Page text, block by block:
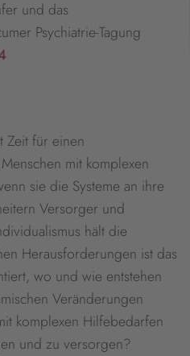
und das
Psychiatrie-Tagung
Zeit für einen
mit komplexen
sie die Systeme an ihre
Versorger und
hält die
Herausforderungen ist das
wo und wie entstehen
Veränderungen
komplexen Hilfebedarfen
und zu versorgen?